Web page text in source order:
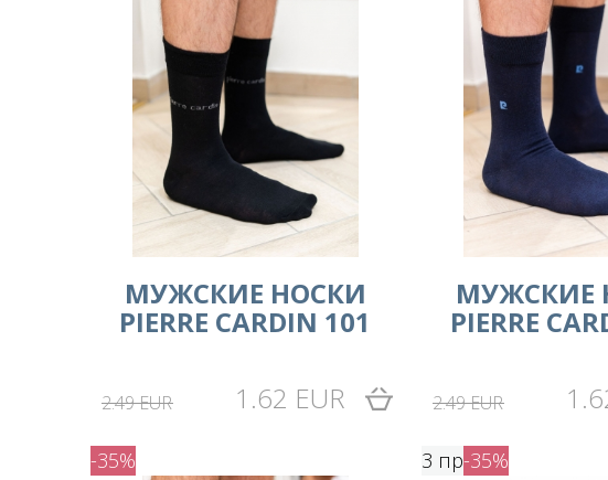
МУЖСКИЕ НОСКИ
PIERRE CARDIN 101
2.49 EUR 1.62 EUR
МУЖСКИЕ
PIERRE
2.49 EUR
-35% 3 пр-35%